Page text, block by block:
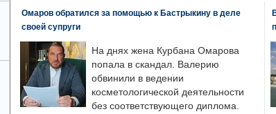
Омаров обратился за помощью к Бастрыкину в деле
своей супруги
На днях жена Курбана Омарова
попала в скандал. Валерию
обвинили в ведении
косметологической деятельности
без соответствующего диплома.